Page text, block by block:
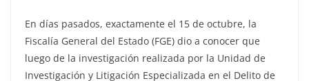
En días pasados, exactamente el 15 de octubre, la
Fiscalía General del Estado (FGE) dio a conocer que
luego de la investigación realizada por la Unidad de
Investigación y Litigación Especializada en el Delito de